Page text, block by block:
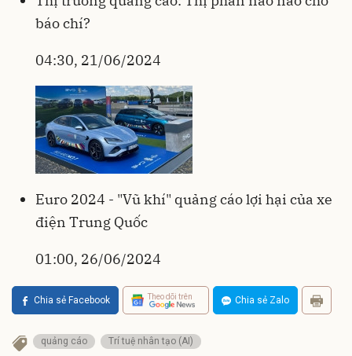
báo chí?
04:30, 21/06/2024
Euro 2024 - "Vũ khí" quảng cáo lợi hại của xe
điện Trung Quốc
01:00, 26/06/2024
Chia sẻ Facebook Theo dõi trên Chia sẻ Zalo
quảng cáo Trí tuệ nhân tạo (AI)